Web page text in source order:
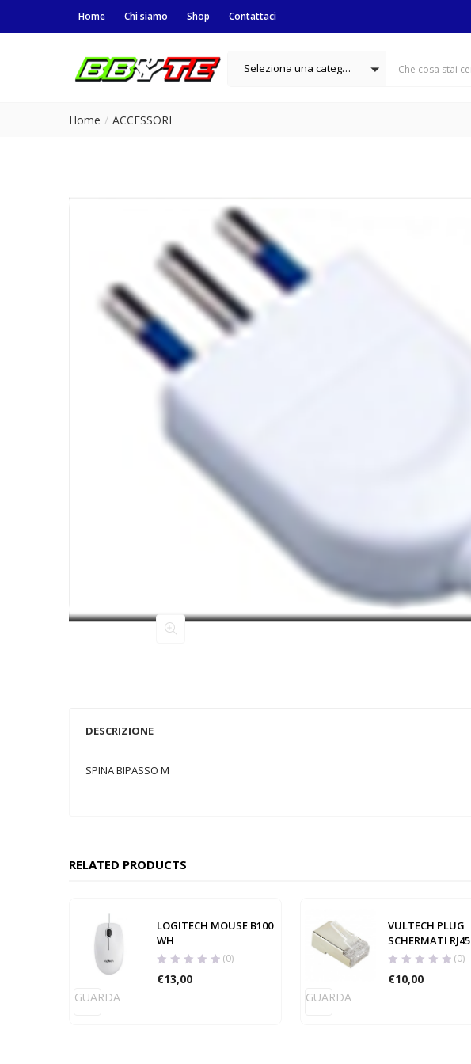
Home Chi siamo Shop Contattaci
Seleziona una categoria
Home ACCESSORI
DESCRIZIONE
SPINA BIPASSO M
RELATED PRODUCTS
GUARDA
LOGITECH MOUSE B100
WH
(0)
€13,00
GUARDA
VULTECH PLUG
SCHERMATI RJ45
(0)
€10,00